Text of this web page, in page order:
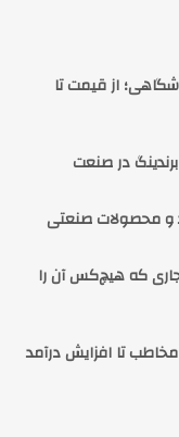
از قیمت تا
در صنعت
و محصولات صنعتی
که هیچ‌کس آن را